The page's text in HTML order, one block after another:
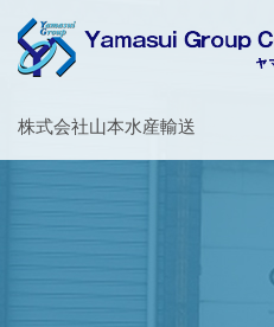
お客様の大切な荷物を安全・丁
株式会社山本水産輸送